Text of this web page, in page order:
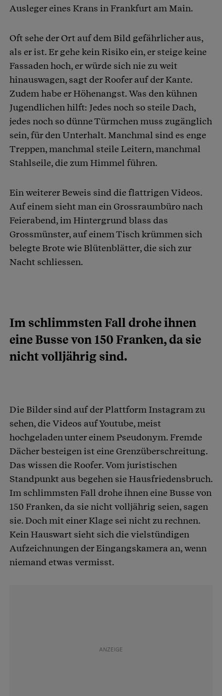
Ausleger eines Krans in Frankfurt am Main.
Oft sehe der Ort auf dem Bild gefährlicher aus,
als er ist. Er gehe kein Risiko ein, er steige keine
Fassaden hoch, er würde sich nie zu weit
hinauswagen, sagt der Roofer auf der Kante.
Zudem habe er Höhenangst. Was den kühnen
Jugendlichen hilft: Jedes noch so steile Dach,
jedes noch so dünne Türmchen muss zugänglich
sein, für den Unterhalt. Manchmal sind es enge
Treppen, manchmal steile Leitern, manchmal
Stahlseile, die zum Himmel führen.
Ein weiterer Beweis sind die flattrigen Videos.
Auf einem sieht man ein Grossraumbüro nach
Feierabend, im Hintergrund blass das
Grossmünster, auf einem Tisch krümmen sich
belegte Brote wie Blütenblätter, die sich zur
Nacht schliessen.
Im schlimmsten Fall drohe ihnen
eine Busse von 150 Franken, da sie
nicht volljährig sind.
Die Bilder sind auf der Plattform Instagram zu
sehen, die Videos auf Youtube, meist
hochgeladen unter einem Pseudonym. Fremde
Dächer besteigen ist eine Grenzüberschreitung.
Das wissen die Roofer. Vom juristischen
Standpunkt aus begehen sie Hausfriedensbruch.
Im schlimmsten Fall drohe ihnen eine Busse von
150 Franken, da sie nicht volljährig seien, sagen
sie. Doch mit einer Klage sei nicht zu rechnen.
Kein Hauswart sieht sich die vielstündigen
Aufzeichnungen der Eingangskamera an, wenn
niemand etwas vermisst.